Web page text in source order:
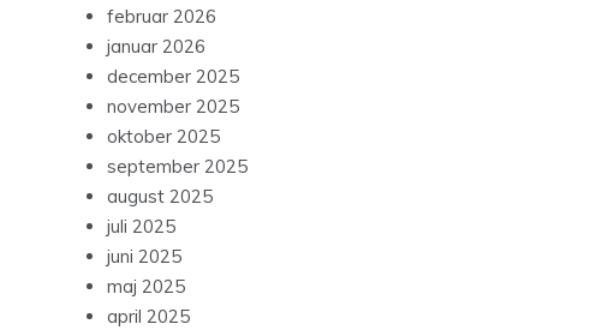
februar 2026
januar 2026
december 2025
november 2025
oktober 2025
september 2025
august 2025
juli 2025
juni 2025
maj 2025
april 2025